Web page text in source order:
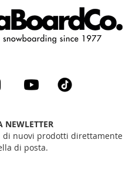
NEWLETTER
di nuovi prodotti direttamente
di posta.